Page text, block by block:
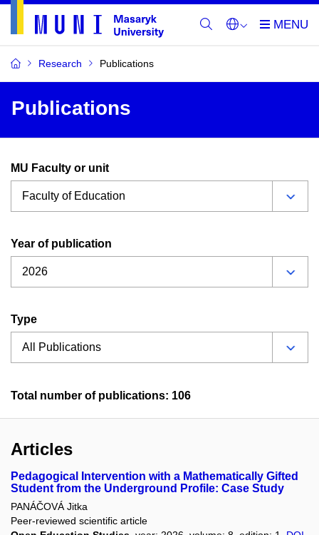
Research Publications
Publications
MU Faculty or unit
Year of publication
Type
Total number of publications: 106
Articles
Pedagogical Intervention with a Mathematically Gifted
Student from the Underground Profile: Case Study
PANÁČOVÁ Jitka
Peer-reviewed scientific article